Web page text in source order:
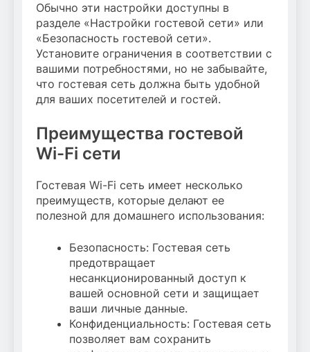
Обычно эти настройки доступны в
разделе «Настройки гостевой сети» или
«Безопасность гостевой сети».
Установите ограничения в соответствии с
вашими потребностями, но не забывайте,
что гостевая сеть должна быть удобной
для ваших посетителей и гостей.
Преимущества гостевой
Wi-Fi сети
Гостевая Wi-Fi сеть имеет несколько
преимуществ, которые делают ее
полезной для домашнего использования:
Безопасность: Гостевая сеть
предотвращает
несанкционированный доступ к
вашей основной сети и защищает
ваши личные данные.
Конфиденциальность: Гостевая сеть
позволяет вам сохранить